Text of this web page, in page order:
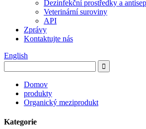
Dezinfekční prostředky a
Veterinární suroviny
API
Zprávy
Kontaktujte nás
English
Domov
produkty
Organický meziprodukt
Kategorie